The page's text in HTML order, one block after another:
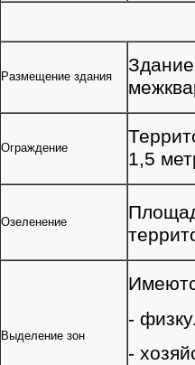
Размещение здания
Ограждение
1,5
Озеленение
Выделение зон
-
-